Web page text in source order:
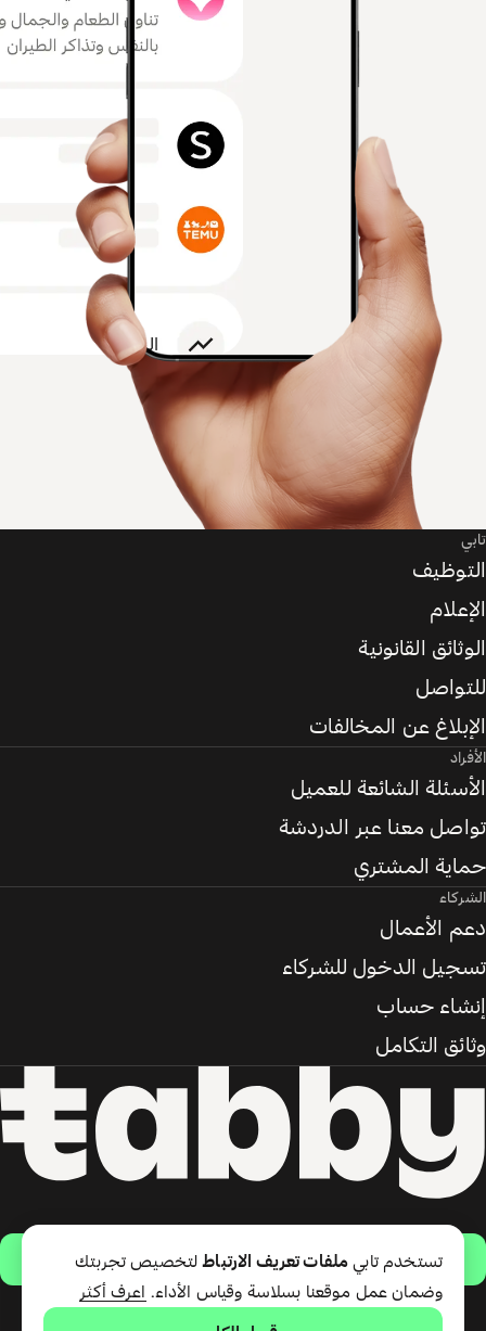
حمّل التطبيق
تابي
التوظيف
الإعلام
الوثائق القانونية
للتواصل
الإبلاغ عن المخالفات
الأفراد
الأسئلة الشائعة للعميل
تواصل معنا عبر الدردشة
حماية المشتري
الشركاء
دعم الأعمال
تسجيل الدخول للشركاء
إنشاء حساب
وثائق التكامل
تستخدم تابي ملفات تعريف الارتباطلتخصيص تجربتك
وضمان عمل موقعنا بسلاسة وقياس الأداء.
اعرف أكثر